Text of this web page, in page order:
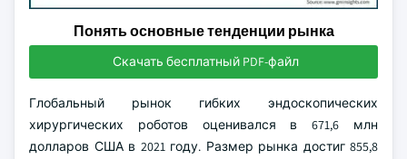
Понять основные тенденции рынка
Скачать бесплатный PDF-файл
Глобальный рынок гибких эндоскопических
хирургических роботов оценивался в 671,6 млн
долларов США в 2021 году. Размер рынка достиг 855,8